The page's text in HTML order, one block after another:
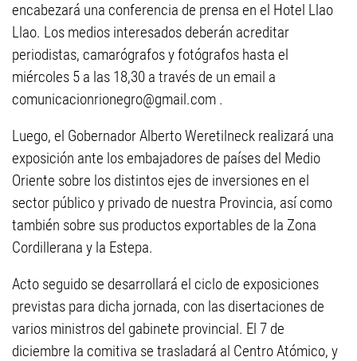
encabezará una conferencia de prensa en el Hotel Llao
Llao. Los medios interesados deberán acreditar
periodistas, camarógrafos y fotógrafos hasta el
miércoles 5 a las 18,30 a través de un email a
comunicacionrionegro@gmail.com .
Luego, el Gobernador Alberto Weretilneck realizará una
exposición ante los embajadores de países del Medio
Oriente sobre los distintos ejes de inversiones en el
sector público y privado de nuestra Provincia, así como
también sobre sus productos exportables de la Zona
Cordillerana y la Estepa.
Acto seguido se desarrollará el ciclo de exposiciones
previstas para dicha jornada, con las disertaciones de
varios ministros del gabinete provincial. El 7 de
diciembre la comitiva se trasladará al Centro Atómico, y